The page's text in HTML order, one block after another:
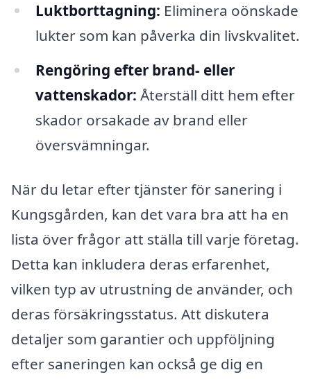
Luktborttagning: Eliminera oönskade
lukter som kan påverka din livskvalitet.
Rengöring efter brand- eller
vattenskador: Återställ ditt hem efter
skador orsakade av brand eller
översvämningar.
När du letar efter tjänster för sanering i
Kungsgården, kan det vara bra att ha en
lista över frågor att ställa till varje företag.
Detta kan inkludera deras erfarenhet,
vilken typ av utrustning de använder, och
deras försäkringsstatus. Att diskutera
detaljer som garantier och uppföljning
efter saneringen kan också ge dig en